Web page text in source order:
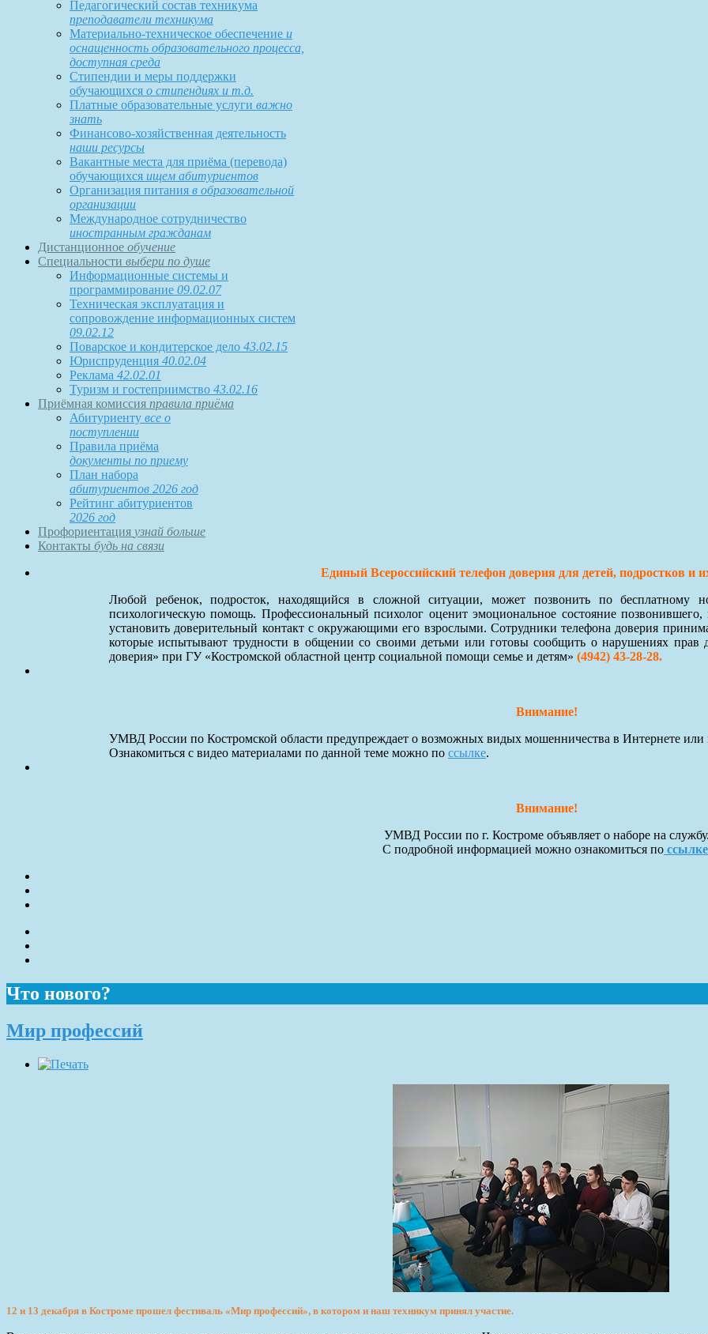
Педагогический состав техникума
преподаватели техникума
Материально-техническое обеспечение и
оснащенность образовательного процесса,
доступная среда
Стипендии и меры поддержки
обучающихся о стипендиях и т.д.
Платные образовательные услуги важно
знать
Финансово-хозяйственная деятельность
наши ресурсы
Вакантные места для приёма (перевода)
обучающихся ищем абитуриентов
Организация питания в образовательной
организации
Международное сотрудничество
иностранным гражданам
Дистанционное обучение
Специальности выбери по душе
Информационные системы и
программирование 09.02.07
Техническая эксплуатация и
сопровождение информационных систем
09.02.12
Поварское и кондитерское дело 43.02.15
Юриспруденция 40.02.04
Реклама 42.02.01
Туризм и гостеприимство 43.02.16
Приёмная комиссия правила приёма
Абитуриенту все о
поступлении
Правила приёма
документы по приему
План набора
абитуриентов 2026 год
Рейтинг абитуриентов
2026 год
Профориентация узнай больше
Контакты будь на связи
Единый Всероссийский телефон доверия для детей, подростков и
Любой ребенок, подросток, находящийся в сложной ситуации, может позвонить по бесплатному
психологическую помощь. Профессиональный психолог оценит эмоциональное состояние
установить доверительный контакт с окружающими его взрослыми. Сотрудники телефона доверия
которые испытывают трудности в общении со своими детьми или готовы сообщить о нарушениях прав
доверия» при ГУ «Костромской областной центр социальной помощи семье и детям» (4942) 43-28-28.
Внимание!
УМВД России по Костромской области предупреждает о возможных видых мошенничества в Интернете или
Ознакомиться с видео материалами по данной теме можно по ссылке.
Внимание!
УМВД России по г. Костроме объявляет о наборе на
С подробной информацией можно ознакомиться по ссылке
Что нового?
Мир профессий
12 и 13 декабря в Костроме прошел фестиваль «Мир профессий», в котором и наш техникум принял участие.